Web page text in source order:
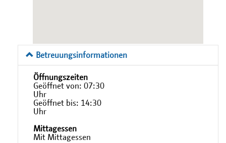
Betreuungsinformationen
Öffnungszeiten
Geöffnet von: 07:30
Uhr
Geöffnet bis: 14:30
Uhr
Mittagessen
Mit Mittagessen